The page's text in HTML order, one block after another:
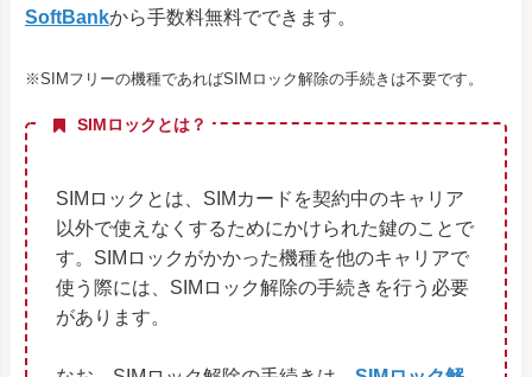
SoftBankから手数料無料でできます。
※SIMフリーの機種であればSIMロック解除の手続きは不要です。
SIMロックとは？
SIMロックとは、SIMカードを契約中のキャリア
以外で使えなくするためにかけられた鍵のことで
す。SIMロックがかかった機種を他のキャリアで
使う際には、SIMロック解除の手続きを行う必要
があります。